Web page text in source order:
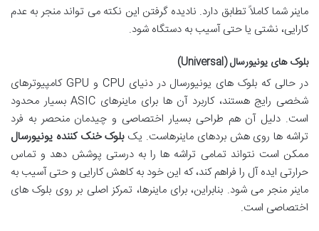
ماینر شما کاملاً تطابق دارد. نادیده گرفتن این نکته می تواند منجر به عدم
کارایی، نشتی یا حتی آسیب به دستگاه شود.
بلوک های یونیورسال (Universal)
در حالی که بلوک های یونیورسال در دنیای CPU و GPU کامپیوترهای
شخصی رایج هستند، کاربرد آن ها برای ماینرهای ASIC بسیار محدود
است. دلیل آن هم طراحی بسیار اختصاصی و چیدمان منحصر به فرد
تراشه ها روی هش بردهای ماینرهاست. یکبلوک خنک کننده یونیورسال
ممکن است نتواند تمامی تراشه ها را به درستی پوشش دهد و تماس
حرارتی ایده آل را فراهم کند، که این خود به کاهش کارایی و حتی آسیب به
ماینر منجر می شود. بنابراین، برای ماینرها، تمرکز اصلی بر روی بلوک های
اختصاصی است.